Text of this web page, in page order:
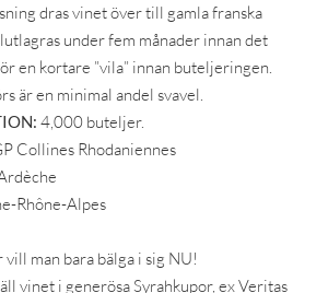
dras vinet över till gamla franska
under fem månader innan det
en kortare ”vila” innan buteljeringen.
är en minimal andel svavel.
4,000 buteljer.
Collines Rhodaniennes
Rhône-Alpes
vill man bara bälga i sig NU!
vinet i generösa Syrahkupor, ex Veritas